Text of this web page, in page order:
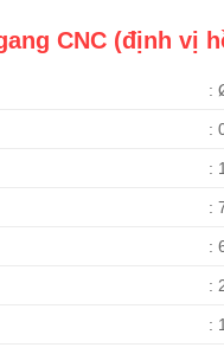
CNC (định vị
:
:
:
:
:
:
: